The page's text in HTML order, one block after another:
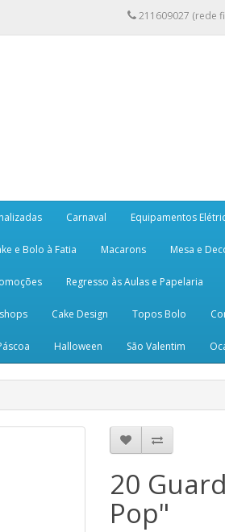
211609027 (rede
Carnaval Equipamentos
e Bolo à Fatia Macarons Mesa e
Regresso às Aulas e Papelaria
Cake Design Topos Bolo
Halloween São Valentim
20
Pop"